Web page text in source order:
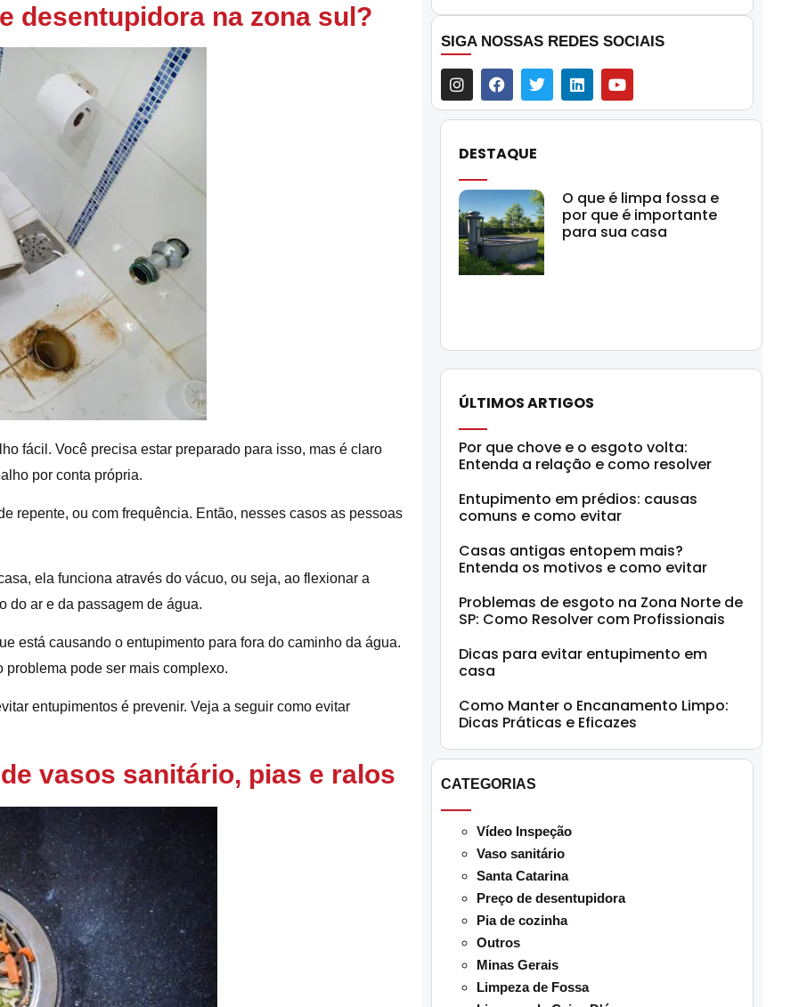
desentupidora na zona sul?
fácil. Você precisa estar preparado para isso, mas é claro
por conta própria.
repente, ou com frequência. Então, nesses casos as pessoas
ela funciona através do vácuo, ou seja, ao flexionar a
do ar e da passagem de água.
está causando o entupimento para fora do caminho da água.
problema pode ser mais complexo.
entupimentos é prevenir. Veja a seguir como evitar
vasos sanitário, pias e ralos
SIGA NOSSAS REDES SOCIAIS
DESTAQUE
O que é limpa fossa e
por que é importante
para sua casa
ÚLTIMOS ARTIGOS
Por que chove e o esgoto volta:
Entenda a relação e como resolver
Entupimento em prédios: causas
comuns e como evitar
Casas antigas entopem mais?
Entenda os motivos e como evitar
Problemas de esgoto na Zona Norte de
SP: Como Resolver com Profissionais
Dicas para evitar entupimento em
casa
Como Manter o Encanamento Limpo:
Dicas Práticas e Eficazes
CATEGORIAS
Vídeo Inspeção
Vaso sanitário
Santa Catarina
Preço de desentupidora
Pia de cozinha
Outros
Minas Gerais
Limpeza de Fossa